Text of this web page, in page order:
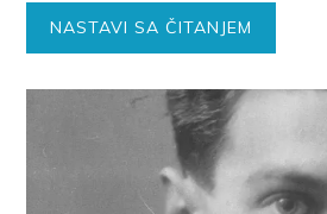
NASTAVI SA ČITANJEM